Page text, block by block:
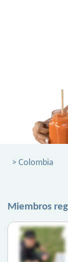
> Colombia
Miembros